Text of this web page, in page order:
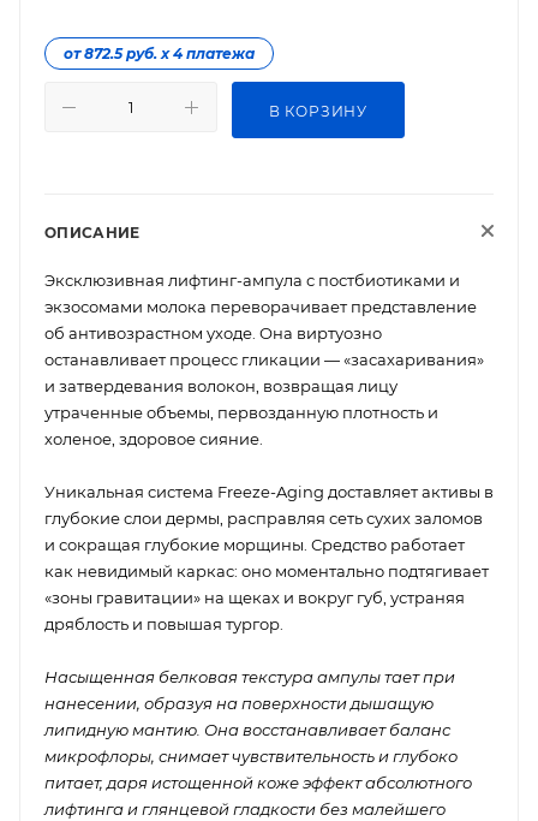
от 872.5 руб. х 4 платежа
В КОРЗИНУ
ОПИСАНИЕ
Эксклюзивная лифтинг-ампула с постбиотиками и
экзосомами молока переворачивает представление
об антивозрастном уходе. Она виртуозно
останавливает процесс гликации — «засахаривания»
и затвердевания волокон, возвращая лицу
утраченные объемы, первозданную плотность и
холеное, здоровое сияние.
Уникальная система Freeze-Aging доставляет активы в
глубокие слои дермы, расправляя сеть сухих заломов
и сокращая глубокие морщины. Средство работает
как невидимый каркас: оно моментально подтягивает
«зоны гравитации» на щеках и вокруг губ, устраняя
дряблость и повышая тургор.
Насыщенная белковая текстура ампулы тает при
нанесении, образуя на поверхности дышащую
липидную мантию. Она восстанавливает баланс
микрофлоры, снимает чувствительность и глубоко
питает, даря истощенной коже эффект абсолютного
лифтинга и глянцевой гладкости без малейшего